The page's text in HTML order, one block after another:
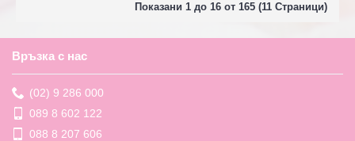
Показани 1 до 16 от 165 (11 Страници)
Връзка с нас
(02) 9 286 000
089 8 602 122
088 8 207 606